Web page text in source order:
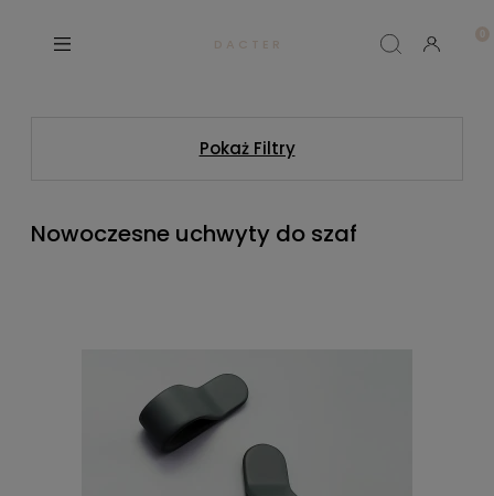
D A C T E R
Pokaż Filtry
Nowoczesne uchwyty do szaf